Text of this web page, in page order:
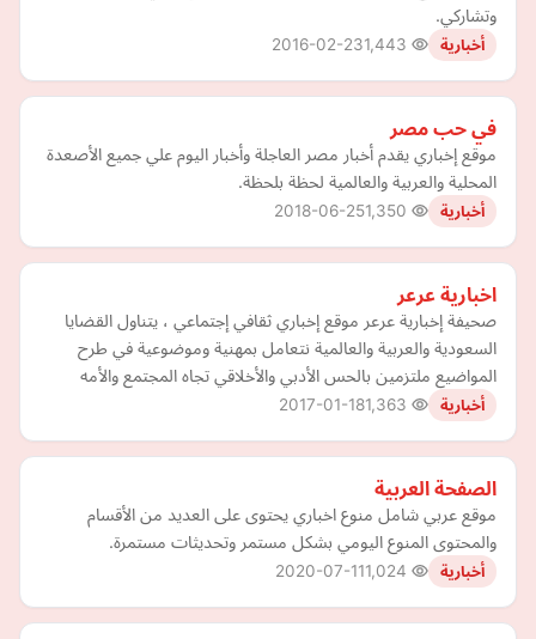
وتشاركي.
أخبارية 2016-02-23
في حب مصر
موقع إخباري يقدم أخبار مصر العاجلة وأخبار اليوم علي جميع الأصعدة
المحلية والعربية والعالمية لحظة بلحظة.
أخبارية 2018-06-25
اخبارية عرعر
صحيفة إخبارية عرعر موقع إخباري ثقافي إجتماعي ، يتناول القضايا
السعودية والعربية والعالمية نتعامل بمهنية وموضوعية في طرح
المواضيع ملتزمين بالحس الأدبي والأخلاقي تجاه المجتمع والأمه
أخبارية 2017-01-18
الصفحة العربية
موقع عربي شامل منوع اخباري يحتوى على العديد من الأقسام
والمحتوى المنوع اليومي بشكل مستمر وتحديثات مستمرة.
أخبارية 2020-07-11